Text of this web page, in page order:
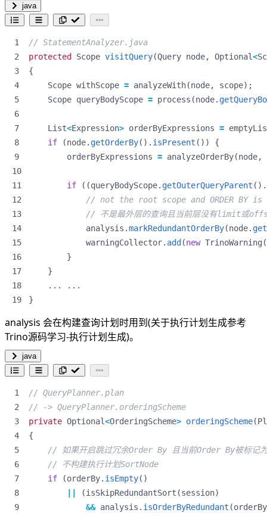
java
// StatementAnalyzer.java
protected
Scope visitQuery(Query node, Optional<
{
Scope withScope = analyzeWith(node, scope);
Scope queryBodyScope = process (node.
List<Expression> orderByExpressions =
if
(node. getOrderBy(). isPresent ())
{
orderByExpressions = analyzeOrderBy(node,
if ((queryBodyScope. getOuterQueryParent ().
// not the root scope and ORDER BY
// 不是最外层的查询且当前层没有limit或
analysis .markRedundantOrderBy(node.
warningCollector. add (new TrinoWarning (
}
}
...
...
}
analysis 会在构建查询计划时用到(关于执行计划生成参考
Trino源码学习-执行计划生成)。
java
// QueryPlanner.plan
// -> QueryPlanner.orderingScheme
private Optional<OrderingScheme> orderingScheme(
{
// 如果开启跳过冗余Order By 且当前Order By被标记
// 不构建执行计划SortNode
if
(orderBy. isEmpty()
(isSkipRedundantSort (session)
&& analysis . isOrderByRedundant (orderBy